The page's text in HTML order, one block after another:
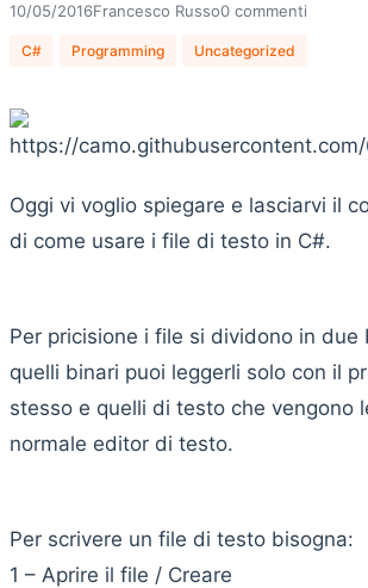
10/05/2016Francesco Russo0 commenti
C# Programming Uncategorized
Oggi vi voglio spiegare e lasciarvi il
di come usare i file di testo in C#.
Per pricisione i file si dividono in due
quelli binari puoi leggerli solo con il
stesso e quelli di testo che vengono
normale editor di testo.
Per scrivere un file di testo bisogna:
1 – Aprire il file / Creare